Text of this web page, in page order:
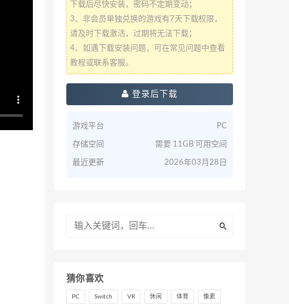
下载后尽快安装，密码不定期变动；
3、非会员单独兑换的游戏有7天下载权限，
请及时下载激活，过期将无法下载；
4、如遇下载安装问题，可在常见问题中查看
教程或联系客服。
登录后下载
游戏平台 PC
存储空间 需要 11GB 可用空间
最近更新 2026年03月28日
猜你喜欢
PC Switch VR 休闲 体育 像素